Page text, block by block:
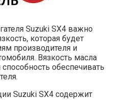
Suzuki SX4 важно
которая будет
производителя и
Вязкость масла
обеспечивать
Suzuki SX4 содержит